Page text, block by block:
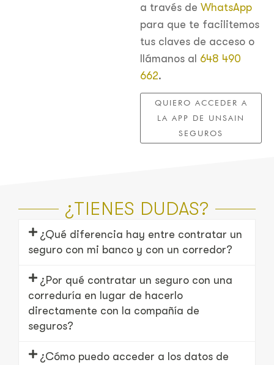
a través deWhatsApp
para que te facilitemos
tus claves de acceso o
llámanos al 648 490
662.
QUIERO ACCEDER A
LA APP DE UNSAIN
SEGUROS
¿TIENES DUDAS?
¿Qué diferencia hay entre contratar un
seguro con mi banco y con un corredor?
¿Por qué contratar un seguro con una
correduría en lugar de hacerlo
directamente con la compañía de
seguros?
¿Cómo puedo acceder a los datos de